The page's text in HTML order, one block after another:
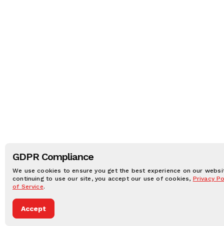
GDPR Compliance
We use cookies to ensure you get the best experience on our
continuing to use our site, you accept our use of cookies, Privacy
of Service.
Accept